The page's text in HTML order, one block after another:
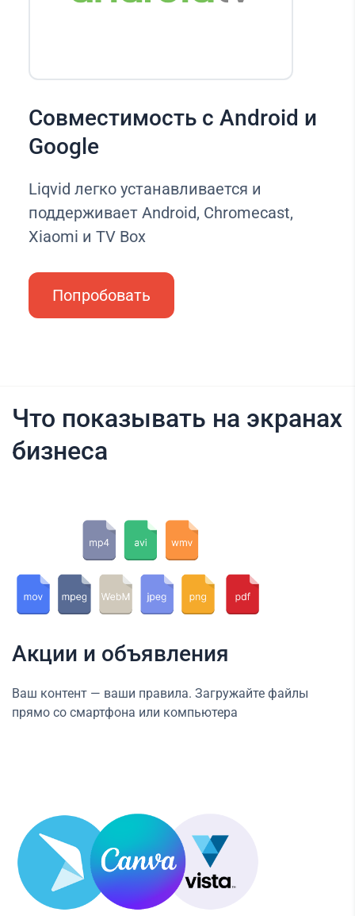
Совместимость с Android и
Google
Liqvid легко устанавливается и
поддерживает Android, Chromecast,
Xiaomi и TV Box
Попробовать
Что показывать на экранах
бизнеса
Акции и объявления
Ваш контент — ваши правила. Загружайте файлы
прямо со смартфона или компьютера